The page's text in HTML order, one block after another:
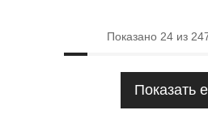
Показано 24 из
Показать